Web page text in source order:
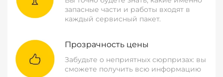
запасные части и работы входят в
каждый сервисный пакет.
Прозрачность цены
Забудьте о неприятных сюрпризах: вы
сможете получить всю информацию